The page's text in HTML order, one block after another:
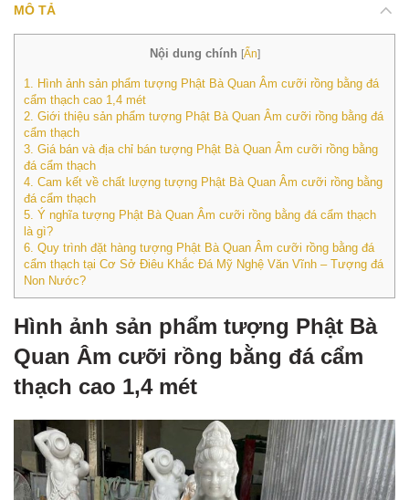
MÔ TẢ
Nội dung chính [Ẩn]
1.
Hình ảnh sản phẩm tượng Phật Bà Quan Âm cưỡi rồng bằng đá
cẩm thạch cao 1,4 mét
2. Giới thiệu sản phẩm tượng Phật Bà Quan Âm cưỡi rồng bằng đá
cẩm thạch
3. Giá bán và địa chỉ bán tượng Phật Bà Quan Âm cưỡi rồng bằng
đá cẩm thạch
4. Cam kết về chất lượng tượng Phật Bà Quan Âm cưỡi rồng bằng
đá cẩm thạch
5. Ý nghĩa tượng Phật Bà Quan Âm cưỡi rồng bằng đá cẩm thạch
là gì?
6. Quy trình đặt hàng tượng Phật Bà Quan Âm cưỡi rồng bằng đá
cẩm thạch tại Cơ Sở Điêu Khắc Đá Mỹ Nghệ Văn Vĩnh – Tượng đá
Non Nước?
Hình ảnh sản phẩm tượng Phật Bà
Quan Âm cưỡi rồng bằng đá cẩm
thạch cao 1,4 mét